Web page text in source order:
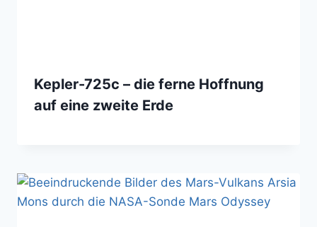
Kepler-725c – die ferne Hoffnung
auf eine zweite Erde